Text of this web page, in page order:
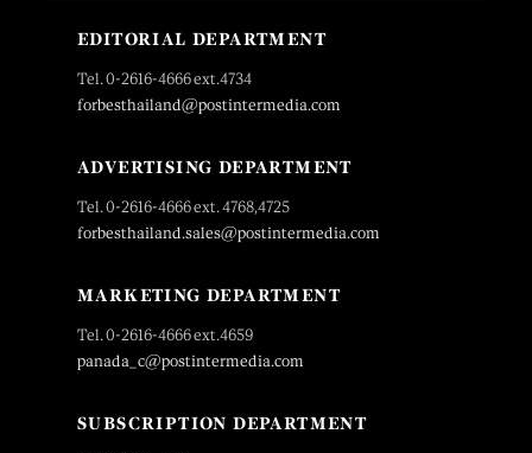
EDITORIAL DEPARTMENT
Tel. 0-2616-4666 ext.4734
forbesthailand@postintermedia.com
ADVERTISING DEPARTMENT
Tel. 0-2616-4666 ext. 4768,4725
forbesthailand.sales@postintermedia.com
MARKETING DEPARTMENT
Tel. 0-2616-4666 ext.4659
panada_c@postintermedia.com
SUBSCRIPTION DEPARTMENT